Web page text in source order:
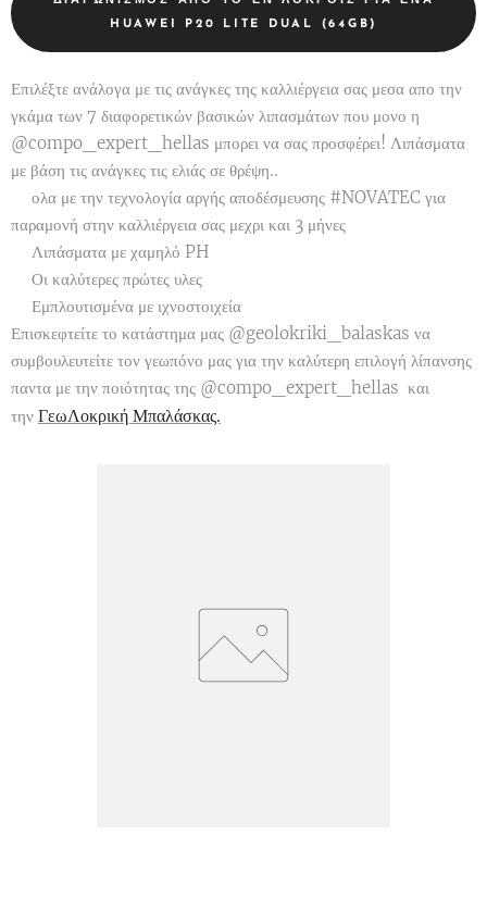
HUAWEI P20 LITE DUAL (64GB)
Επιλέξτε ανάλογα με τις ανάγκες της καλλιέργεια σας μεσα απο την
γκάμα των 7 διαφορετικών βασικών λιπασμάτων που μονο η
@compo_expert_hellas μπορει να σας προσφέρει! Λιπάσματα
με βάση τις ανάγκες τις ελιάς σε θρέψη..
✔️ολα με την τεχνολογία αργής αποδέσμευσης #NOVATEC για
παραμονή στην καλλιέργεια σας μεχρι και 3 μήνες
✔️Λιπάσματα με χαμηλό PH
✔️Οι καλύτερες πρώτες υλες
✔️Εμπλουτισμένα με ιχνοστοιχεία
Επισκεφτείτε το κατάστημα μας @geolokriki_balaskas να
συμβουλευτείτε τον γεωπόνο μας για την καλύτερη επιλογή λίπανσης
παντα με την ποιότητας της @compo_expert_hellas και
την ΓεωΛοκρική Μπαλάσκας.